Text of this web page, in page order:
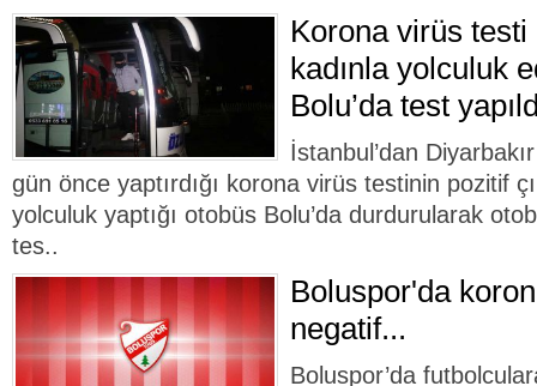
Korona virüs testi
kadınla yolculuk
Bolu’da test
İstanbul’dan
gün önce yaptırdığı korona virüs testinin pozitif
yolculuk yaptığı otobüs Bolu’da durdurularak
tes..
Boluspor'da
negatif...
Boluspor’da